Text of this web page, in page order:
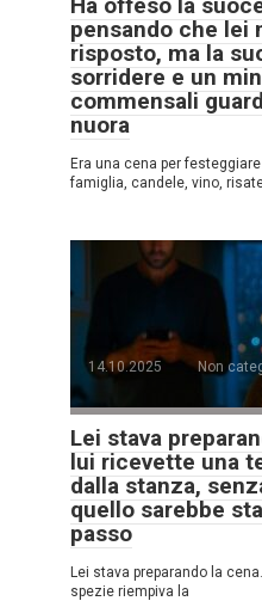
pensando che lei
risposto, ma la
sorridere e un
commensali
nuora
Era una cena per
famiglia, candele, vino,
14.10.2025
Non
Lei stava
lui ricevette una
dalla stanza,
quello sarebbe
passo
Lei stava preparando la
spezie riempiva la